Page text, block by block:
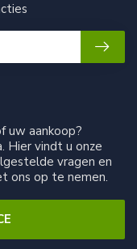
uw aankoop?
Hier vindt u onze
vragen en
ons op te nemen.